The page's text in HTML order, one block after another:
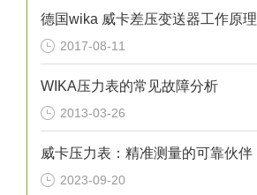
德国wika 威卡差压变送器工作原理
2017-08-11
WIKA压力表的常见故障分析
2013-03-26
威卡压力表：精准测量的可靠伙伴
2023-09-20